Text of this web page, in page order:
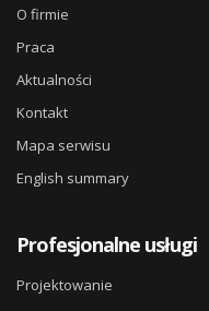
O firmie
Praca
Aktualności
Kontakt
Mapa serwisu
English summary
Profesjonalne usługi
Projektowanie